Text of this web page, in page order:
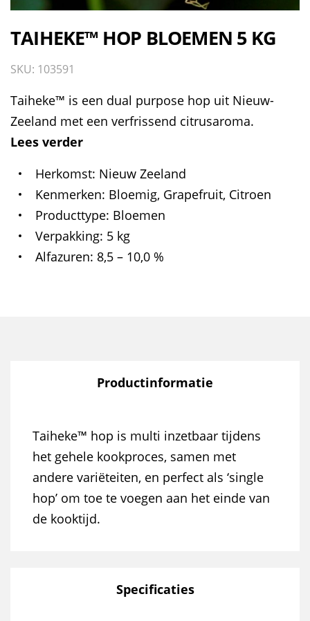
TAIHEKE™ HOP BLOEMEN 5 KG
SKU: 103591
Taiheke™ is een dual purpose hop uit Nieuw-
Zeeland met een verfrissend citrusaroma.
Lees verder
Herkomst Nieuw Zeeland
Kenmerken Bloemig, Grapefruit, Citroen
Producttype Bloemen
Verpakking 5 kg
Alfazuren 8,5 – 10,0 %
Productinformatie
Taiheke™ hop is multi inzetbaar tijdens
het gehele kookproces, samen met
andere variëteiten, en perfect als ‘single
hop’ om toe te voegen aan het einde van
de kooktijd.
Specificaties